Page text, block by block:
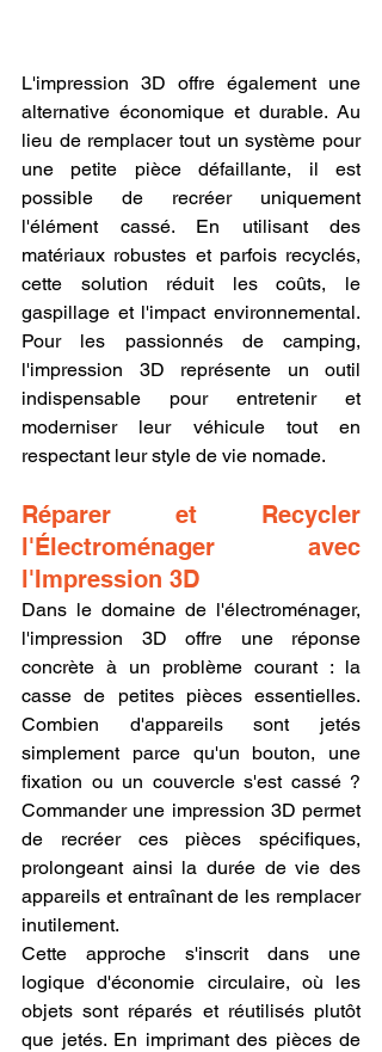
L'impression 3D offre également une
alternative économique et durable. Au
lieu de remplacer tout un système pour
une petite pièce défaillante, il est
possible de recréer uniquement
l'élément cassé. En utilisant des
matériaux robustes et parfois recyclés,
cette solution réduit les coûts, le
gaspillage et l'impact environnemental.
Pour les passionnés de camping,
l'impression 3D représente un outil
indispensable pour entretenir et
moderniser leur véhicule tout en
respectant leur style de vie nomade.
Réparer et Recycler
l'Électroménager avec
l'Impression 3D
Dans le domaine de l'électroménager,
l'impression 3D offre une réponse
concrète à un problème courant : la
casse de petites pièces essentielles.
Combien d'appareils sont jetés
simplement parce qu'un bouton, une
fixation ou un couvercle s'est cassé ?
Commander une impression 3D permet
de recréer ces pièces spécifiques,
prolongeant ainsi la durée de vie des
appareils et entraînant de les remplacer
inutilement.
Cette approche s'inscrit dans une
logique d'économie circulaire, où les
objets sont réparés et réutilisés plutôt
que jetés. En imprimant des pièces de